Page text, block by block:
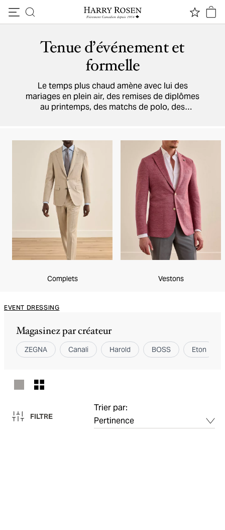
Tenue d’événement et
formelle
Le temps plus chaud amène avec lui des
mariages en plein air, des remises de diplômes
au printemps, des matchs de polo, des
vestonssport,chemises habillées,pantalons,
chaussures habillées
accessoires
plus encore, on vous garde confortable et prêt
pour toutes les occasions.
Complets Vestons
EVENT DRESSING
Magasinez par créateur
ZEGNA Canali Harold BOSS Eton
FILTRE
Trier par: